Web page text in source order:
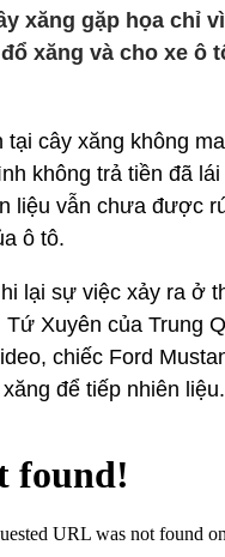
xăng gặp họa chỉ
xăng và cho xe ô
tại cây xăng không
không trả tiền đã
liệu vẫn chưa được
ô tô.
lại sự việc xảy ra ở
Xuyên của Trung
chiếc Ford
để tiếp nhiên liệu.